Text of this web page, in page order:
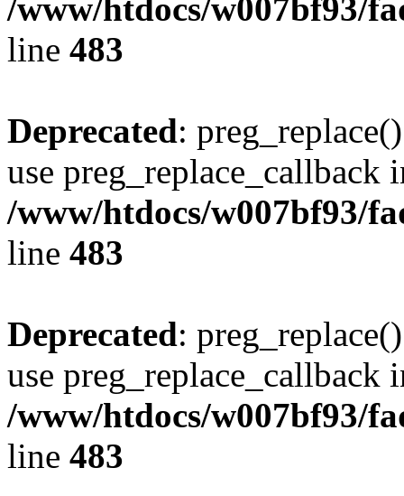
/www/htdocs/w007bf93/
line 483
Deprecated:
use preg_replace_callback
/www/htdocs/w007bf93/
line 483
Deprecated:
use preg_replace_callback
/www/htdocs/w007bf93/
line 483